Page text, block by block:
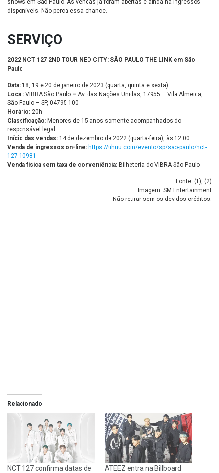
shows em São Paulo. As vendas já foram abertas e ainda há ingressos
disponíveis. Não perca essa chance.
SERVIÇO
2022 NCT 127 2ND TOUR NEO CITY: SÃO PAULO THE LINK em São
Paulo
Data: 18, 19 e 20 de janeiro de 2023 (quarta, quinta e sexta)
Local: VIBRA São Paulo – Av. das Nações Unidas, 17955 – Vila Almeida,
São Paulo – SP, 04795-100
Horário: 20h
Classificação: Menores de 15 anos somente acompanhados do
responsável legal.
Início das vendas: 14 de dezembro de 2022 (quarta-feira), às 12:00
Venda de ingressos on-line: https://uhuu.com/evento/sp/sao-paulo/nct-
127-10981
Venda física sem taxa de conveniência: Bilheteria do VIBRA São Paulo
Fonte: (1 ), (2)
Imagem: SM Entertainment
Não retirar sem os devidos créditos.
Relacionado
NCT 127 confirma datas de
ATEEZ entra na Billboard